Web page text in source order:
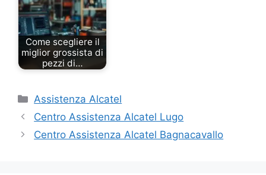
Come scegliere il
miglior grossista di
pezzi di…
Categorie
Assistenza Alcatel
Centro Assistenza Alcatel Lugo
Centro Assistenza Alcatel Bagnacavallo